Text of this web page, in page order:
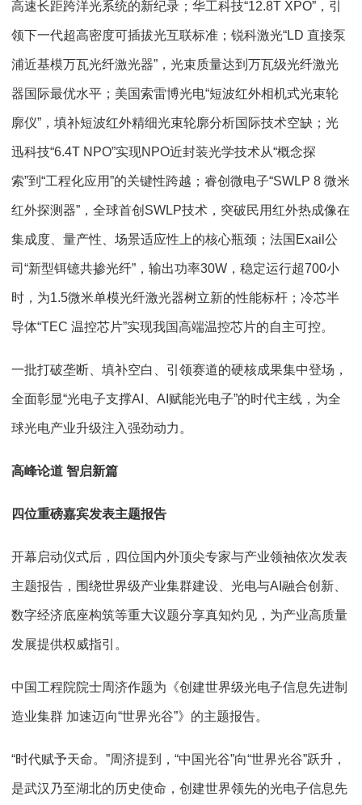
高速长距跨洋光系统的新纪录；华工科技“12.8T XPO”，引
领下一代超高密度可插拔光互联标准；锐科激光“LD 直接泵
浦近基模万瓦光纤激光器”，光束质量达到万瓦级光纤激光
器国际最优水平；美国索雷博光电“短波红外相机式光束轮
廓仪”，填补短波红外精细光束轮廓分析国际技术空缺；光
迅科技“6.4T NPO”实现NPO近封装光学技术从“概念探
索”到“工程化应用”的关键性跨越；睿创微电子“SWLP 8 微米
红外探测器”，全球首创SWLP技术，突破民用红外热成像在
集成度、量产性、场景适应性上的核心瓶颈；法国Exail公
司“新型铒镱共掺光纤”，输出功率30W，稳定运行超700小
时，为1.5微米单模光纤激光器树立新的性能标杆；冷芯半
导体“TEC 温控芯片”实现我国高端温控芯片的自主可控。
一批打破垄断、填补空白、引领赛道的硬核成果集中登场，
全面彰显“光电子支撑AI、AI赋能光电子”的时代主线，为全
球光电产业升级注入强劲动力。
高峰论道 智启新篇
四位重磅嘉宾发表主题报告
开幕启动仪式后，四位国内外顶尖专家与产业领袖依次发表
主题报告，围绕世界级产业集群建设、光电与AI融合创新、
数字经济底座构筑等重大议题分享真知灼见，为产业高质量
发展提供权威指引。
中国工程院院士周济作题为《创建世界级光电子信息先进制
造业集群 加速迈向“世界光谷”》的主题报告。
“时代赋予天命。”周济提到，“中国光谷”向“世界光谷”跃升，
是武汉乃至湖北的历史使命，创建世界领先的光电子信息先